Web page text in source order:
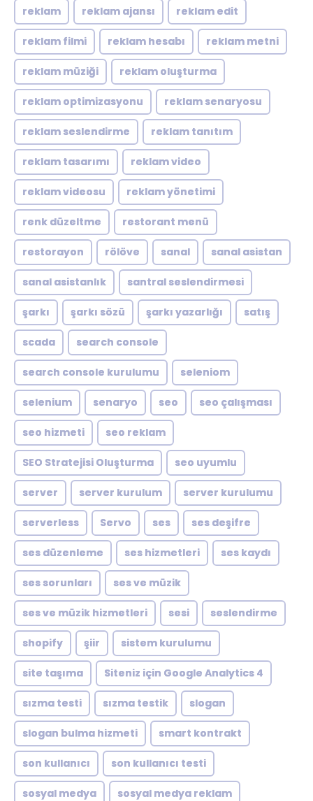
reklam reklam ajansı reklam edit
reklam filmi reklam hesabı reklam metni
reklam müziği reklam oluşturma
reklam optimizasyonu reklam senaryosu
reklam seslendirme reklam tanıtım
reklam tasarımı reklam video
reklam videosu reklam yönetimi
renk düzeltme restorant menü
restorayon rölöve sanal sanal asistan
sanal asistanlık santral seslendirmesi
şarkı şarkı sözü şarkı yazarlığı satış
scada search console
search console kurulumu seleniom
selenium senaryo seo seo çalışması
seo hizmeti seo reklam
SEO Stratejisi Oluşturma seo uyumlu
server server kurulum server kurulumu
serverless Servo ses ses deşifre
ses düzenleme ses hizmetleri ses kaydı
ses sorunları ses ve müzik
ses ve müzik hizmetleri sesi seslendirme
shopify şiir sistem kurulumu
site taşıma Siteniz için Google Analytics 4
sızma testi sızma testik slogan
slogan bulma hizmeti smart kontrakt
son kullanıcı son kullanıcı testi
sosyal medya sosyal medya reklam